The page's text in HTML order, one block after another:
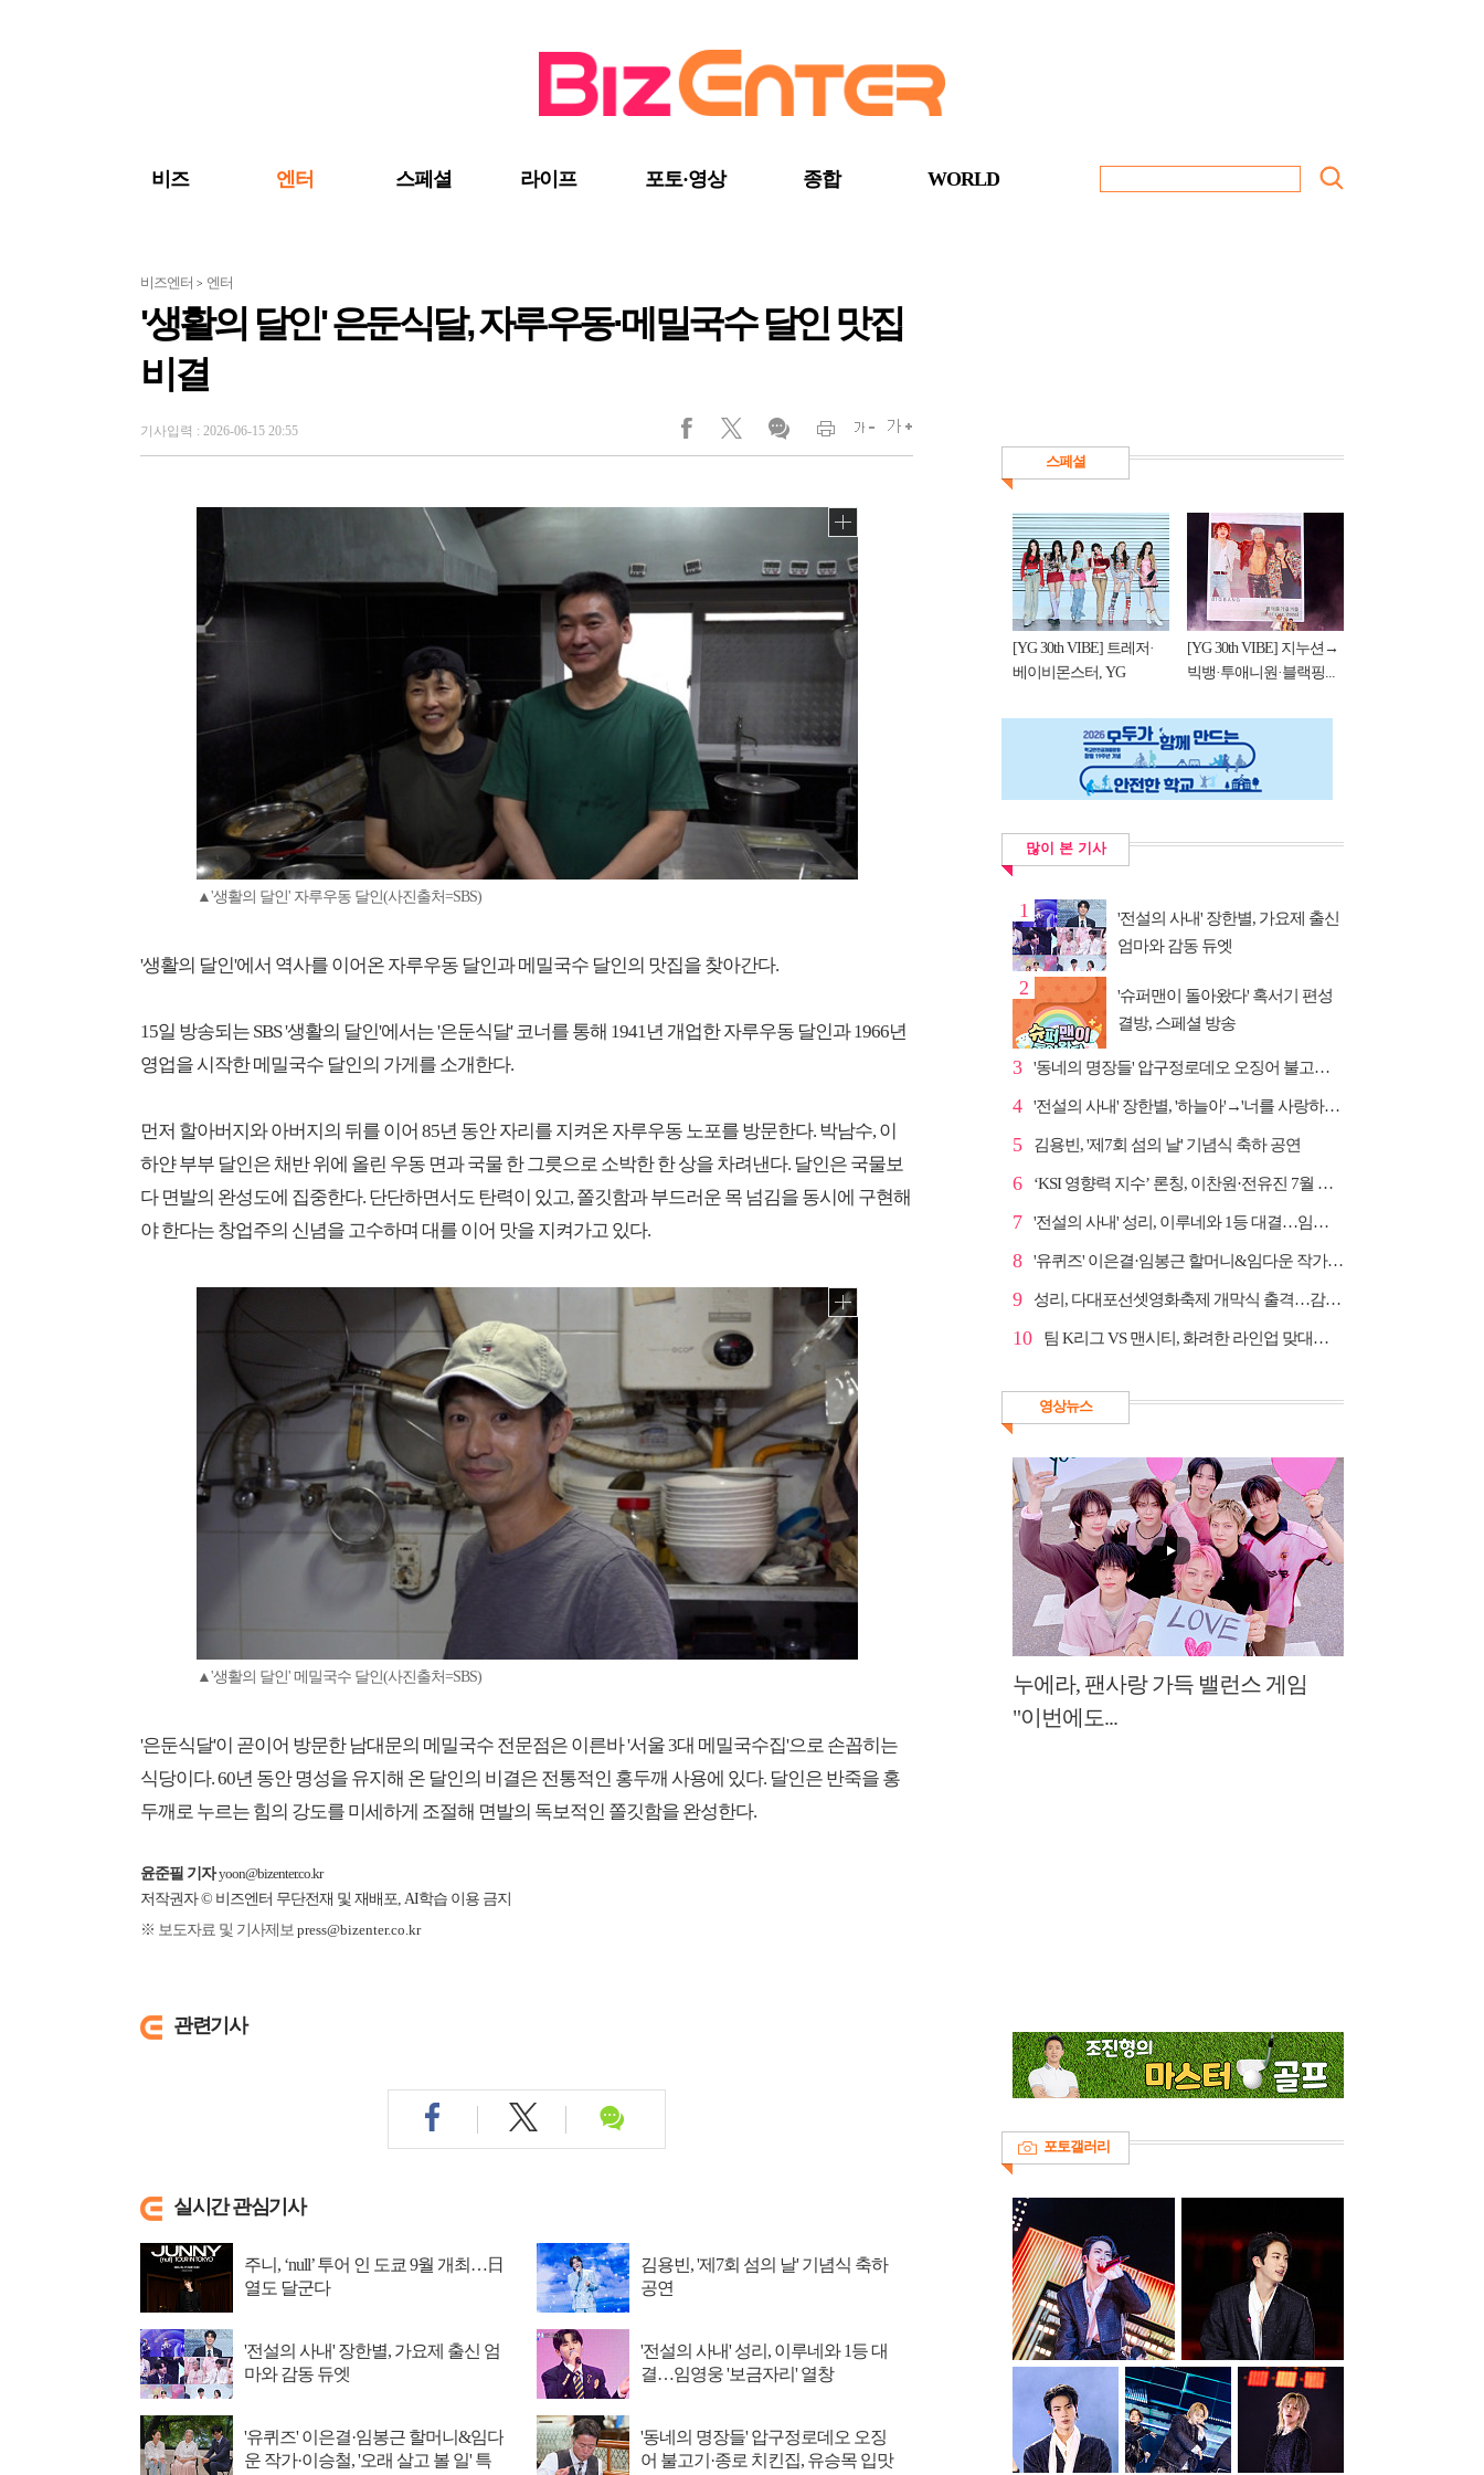
비즈 엔터 스페셜 라이프 포토·영상 종합 WORLD
비즈엔터 > 엔터
'생활의 달인' 은둔식달, 자루우동·메밀국수 달인 맛집
비결
기사입력 : 2026-06-15 20:55
▲'생활의 달인' 자루우동 달인(사진출처=SBS)
'생활의 달인'에서 역사를 이어온 자루우동 달인과 메밀국수 달인의 맛집을 찾아간다.
15일 방송되는 SBS '생활의 달인'에서는 '은둔식달' 코너를 통해 1941년 개업한 자루우동 달인과 1966년
영업을 시작한 메밀국수 달인의 가게를 소개한다.
먼저 할아버지와 아버지의 뒤를 이어 85년 동안 자리를 지켜온 자루우동 노포를 방문한다. 박남수, 이
하얀 부부 달인은 채반 위에 올린 우동 면과 국물 한 그릇으로 소박한 한 상을 차려낸다. 달인은 국물보
다 면발의 완성도에 집중한다. 단단하면서도 탄력이 있고, 쫄깃함과 부드러운 목 넘김을 동시에 구현해
야 한다는 창업주의 신념을 고수하며 대를 이어 맛을 지켜가고 있다.
▲'생활의 달인' 메밀국수 달인(사진출처=SBS)
'은둔식달'이 곧이어 방문한 남대문의 메밀국수 전문점은 이른바 '서울 3대 메밀국수집'으로 손꼽히는
식당이다. 60년 동안 명성을 유지해 온 달인의 비결은 전통적인 홍두깨 사용에 있다. 달인은 반죽을 홍
두깨로 누르는 힘의 강도를 미세하게 조절해 면발의 독보적인 쫄깃함을 완성한다.
윤준필 기자 yoon@bizenter.co.kr
저작권자 © 비즈엔터 무단전재 및 재배포, AI학습 이용 금지
※ 보도자료 및 기사제보 press@bizenter.co.kr
관련기사
실시간 관심기사
주니, ‘null’ 투어 인 도쿄 9월 개최…日
열도 달군다
김용빈, '제7회 섬의 날' 기념식 축하
공연
'전설의 사내' 장한별, 가요제 출신 엄
마와 감동 듀엣
'전설의 사내' 성리, 이루네와 1등 대
결…임영웅 '보금자리' 열창
'유퀴즈' 이은결·임봉근 할머니&임다
운 작가·이승철, '오래 살고 볼 일' 특
'동네의 명장들' 압구정로데오 오징
어 불고기·종로 치킨집, 유승목 입맛
스페셜
[YG 30th VIBE] 트레저·
베이비몬스터, YG
[YG 30th VIBE] 지누션→
빅뱅·투애니원·블랙핑...
많이 본 기사
1
'전설의 사내' 장한별, 가요제 출신
엄마와 감동 듀엣
2
'슈퍼맨이 돌아왔다' 혹서기 편성
결방, 스페셜 방송
3 '동네의 명장들' 압구정로데오 오징어 불고기·종로 치...
4 '전설의 사내' 장한별, '하늘아'→'너를 사랑하고도' 명...
5 김용빈, '제7회 섬의 날' 기념식 축하 공연
6 ‘KSI 영향력 지수’ 론칭, 이찬원·전유진 7월 차트 남녀...
7 '전설의 사내' 성리, 이루네와 1등 대결…임영웅 '보금...
8 '유퀴즈' 이은결·임봉근 할머니&임다운 작가·이승철, '...
9 성리, 다대포선셋영화축제 개막식 출격…감성 라이브 예고
10 팀 K리그 VS 맨시티, 화려한 라인업 맞대결…쿠팡플레이...
영상뉴스
누에라, 팬사랑 가득 밸런스 게임
"이번에도...
포토갤러리